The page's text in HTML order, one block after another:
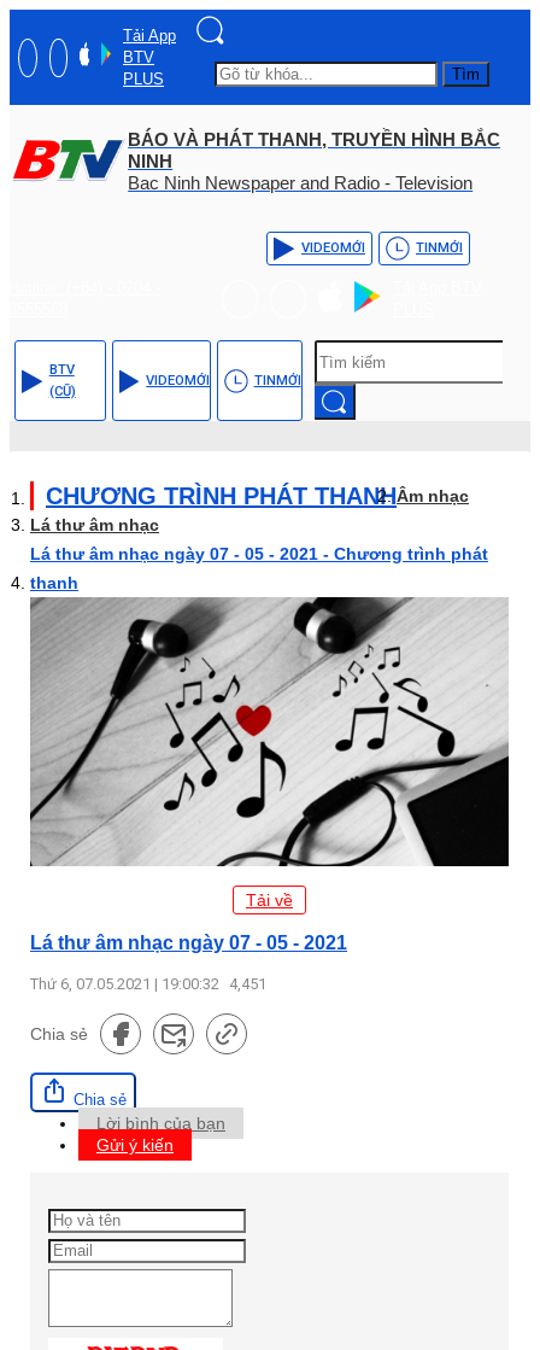
Tải App
BTV
PLUS
Tìm
BÁO VÀ PHÁT THANH, TRUYỀN HÌNH BẮC
NINH
Bac Ninh Newspaper and Radio - Television
VIDEOMỚI TINMỚI
BTV
(CŨ)
VIDEOMỚI TINMỚI
CHƯƠNG TRÌNH PHÁT THANHÂm nhạc
Lá thư âm nhạc
Lá thư âm nhạc ngày 07 - 05 - 2021 - Chương trình phát
thanh
Tải về
Lá thư âm nhạc ngày 07 - 05 - 2021
Thứ 6, 07.05.2021 | 19:00:32 4,451
Chia sẻ
Chia sẻ
Lời bình của bạn
Gửi ý kiến